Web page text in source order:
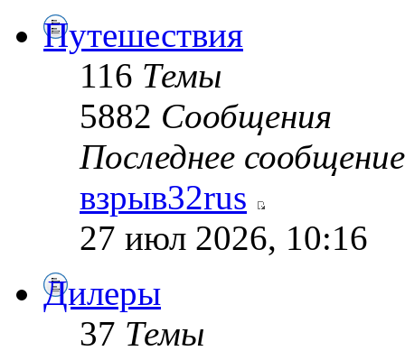
Путешествия
116 Темы
5882 Сообщения
Последнее сообщение
взрыв32rus
27 июл 2026, 10:16
Дилеры
37 Темы